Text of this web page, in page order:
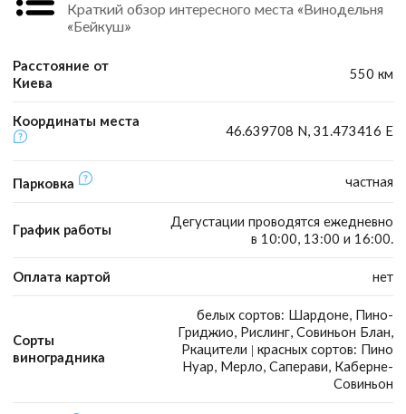
Краткий обзор интересного места «Винодельня
«Бейкуш»
Расстояние от
Киева
550 км
Координаты места
46.639708 N, 31.473416 E
Парковка частная
График работы
Дегустации проводятся ежедневно
в 10:00, 13:00 и 16:00.
Оплата картой нет
Сорты
виноградника
белых сортов: Шардоне, Пино-
Гриджио, Рислинг, Совиньон Блан,
Ркацители | красных сортов: Пино
Нуар, Мерло, Саперави, Каберне-
Совиньон